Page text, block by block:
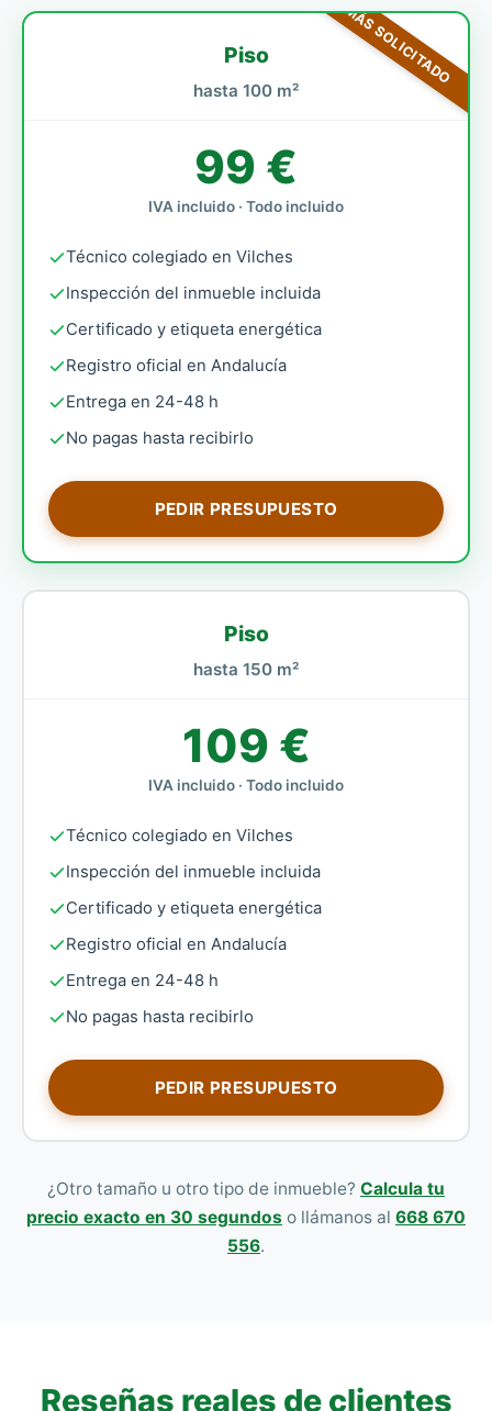
MÁS SOLICITADO
Piso
hasta 100 m²
99 €
IVA incluido · Todo incluido
Técnico colegiado en Vilches
Inspección del inmueble incluida
Certificado y etiqueta energética
Registro oficial en Andalucía
Entrega en 24-48 h
No pagas hasta recibirlo
PEDIR PRESUPUESTO
Piso
hasta 150 m²
109 €
IVA incluido · Todo incluido
Técnico colegiado en Vilches
Inspección del inmueble incluida
Certificado y etiqueta energética
Registro oficial en Andalucía
Entrega en 24-48 h
No pagas hasta recibirlo
PEDIR PRESUPUESTO
¿Otro tamaño u otro tipo de inmueble? Calcula tu
precio exacto en 30 segundos o llámanos al 668 670
556.
Reseñas reales de clientes